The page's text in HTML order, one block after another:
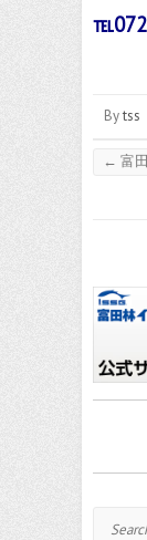
Bytss
← 富